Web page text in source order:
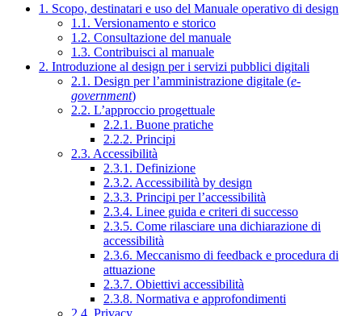
1. Scopo, destinatari e uso del Manuale operativo di design
1.1. Versionamento e storico
1.2. Consultazione del manuale
1.3. Contribuisci al manuale
2. Introduzione al design per i servizi pubblici digitali
2.1. Design per l’amministrazione digitale (e-
government)
2.2. L’approccio progettuale
2.2.1. Buone pratiche
2.2.2. Principi
2.3. Accessibilità
2.3.1. Definizione
2.3.2. Accessibilità by design
2.3.3. Principi per l’accessibilità
2.3.4. Linee guida e criteri di successo
2.3.5. Come rilasciare una dichiarazione di
accessibilità
2.3.6. Meccanismo di feedback e procedura di
attuazione
2.3.7. Obiettivi accessibilità
2.3.8. Normativa e approfondimenti
2.4. Privacy